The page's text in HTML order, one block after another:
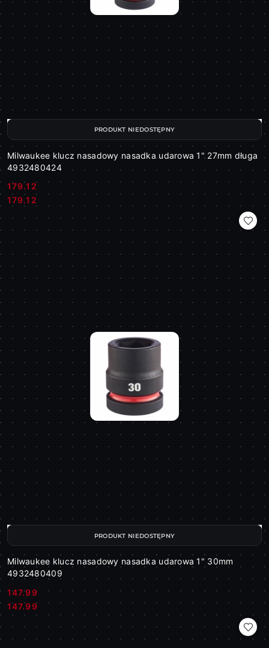
Milwaukee klucz nasadowy nasadka udarowa 1" 27mm długa
4932480424
Cena:
179.12
Cena:
179.12
PRODUKT NIEDOSTĘPNY
Milwaukee klucz nasadowy nasadka udarowa 1" 30mm
4932480409
Cena:
147.99
Cena:
147.99
PRODUKT NIEDOSTĘPNY